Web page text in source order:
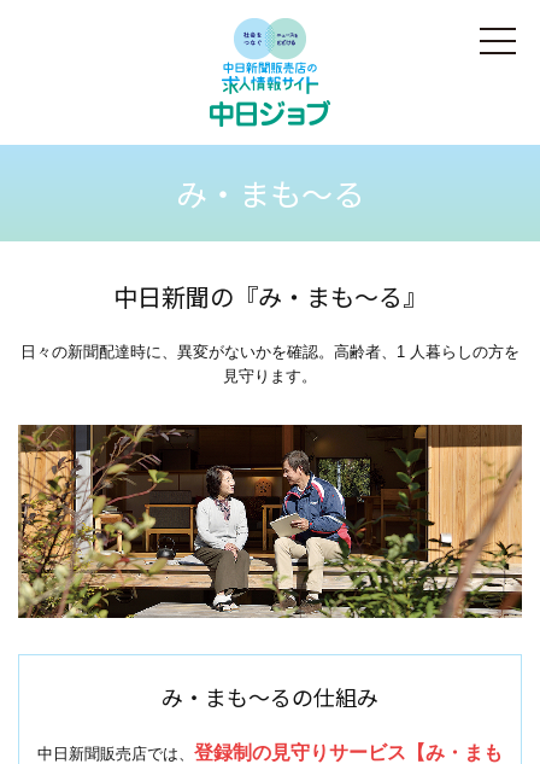
み・まも～る
中日新聞の『み・まも～る』
日々の新聞配達時に、異変がないかを確認。高齢者、1 人暮らしの方を
見守ります。
み・まも～るの仕組み
中日新聞販売店では、 登録制の見守りサービス【み・まも